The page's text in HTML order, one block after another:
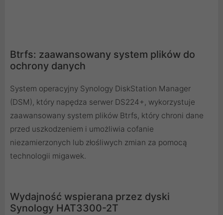
Btrfs: zaawansowany system plików do
ochrony danych
System operacyjny Synology DiskStation Manager
(DSM), który napędza serwer DS224+, wykorzystuje
zaawansowany system plików Btrfs, który chroni dane
przed uszkodzeniem i umożliwia cofanie
niezamierzonych lub złośliwych zmian za pomocą
technologii migawek.
Wydajność wspierana przez dyski
Synology HAT3300-2T